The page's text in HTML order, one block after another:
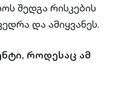
შედგა რისკების
და ამიყვანეს.
როდესაც ამ